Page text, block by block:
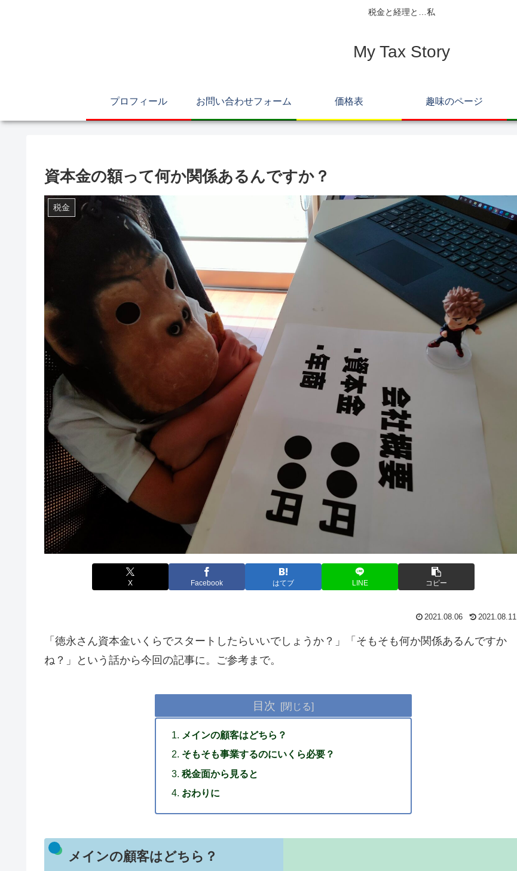
税金と経理と…私
My Tax Story
プロフィール お問い合わせフォーム 価格表 趣味のページ
資本金の額って何か関係あるんですか？
税金
X Facebook はてブ LINE コピー
2021.08.06 2021.08.11
「徳永さん資本金いくらでスタートしたらいいでしょうか？」「そもそも何か関係あるんですか
ね？」という話から今回の記事に。ご参考まで。
目次
メインの顧客はどちら？
そもそも事業するのにいくら必要？
税金面から見ると
おわりに
メインの顧客はどちら？